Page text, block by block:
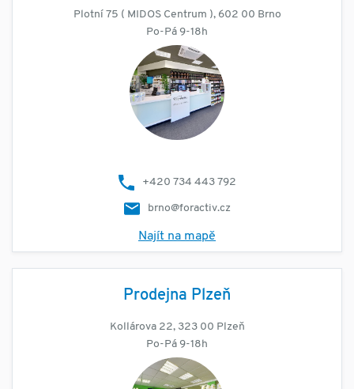
Plotní 75 ( MIDOS Centrum ), 602 00 Brno
Po-Pá 9-18h
+420 734 443 792
brno@foractiv.cz
Najít na mapě
Prodejna Plzeň
Kollárova 22, 323 00 Plzeň
Po-Pá 9-18h